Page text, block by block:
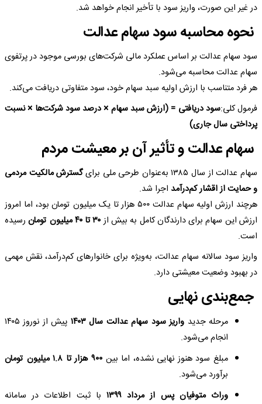
در غیر این صورت، واریز سود با تأخیر انجام خواهد شد.
نحوه محاسبه سود سهام عدالت
سود سهام عدالت بر اساس عملکرد مالی شرکت‌های بورسی موجود در پرتفوی
سهام عدالت محاسبه می‌شود.
هر فرد متناسب با ارزش اولیه سبد سهام خود، سود متفاوتی دریافت می‌کند.
فرمول کلی:سود دریافتی = (ارزش سبد سهام × درصد سود شرکت‌ها × نسبت
پرداختی سال جاری)
سهام عدالت و تأثیر آن بر معیشت مردم
سهام عدالت از سال ۱۳۸۵ به‌عنوان طرحی ملی برای
گسترش مالکیت مردمی
و حمایت از اقشار کم‌درآمد اجرا شد.
هرچند ارزش اولیه سهام عدالت ۵۰۰ هزار تا یک میلیون تومان بود، اما امروز
ارزش این سهام برای دارندگان کامل به بیش از۳۰ تا ۴۰ میلیون تومان
رسیده
است.
واریز سود سالانه سهام عدالت، به‌ویژه برای خانوارهای کم‌درآمد، نقش مهمی
در بهبود وضعیت معیشتی دارد.
جمع‌بندی نهایی
مرحله جدید واریز سود سهام عدالت سال ۱۴۰۳
پیش از نوروز ۱۴۰۵
انجام می‌شود.
مبلغ سود هنوز نهایی نشده، اما بین۹۰۰ هزار تا ۱.۸ میلیون تومان
برآورد می‌شود.
وراث متوفیان پس از مرداد ۱۳۹۹
با ثبت اطلاعات در سامانه